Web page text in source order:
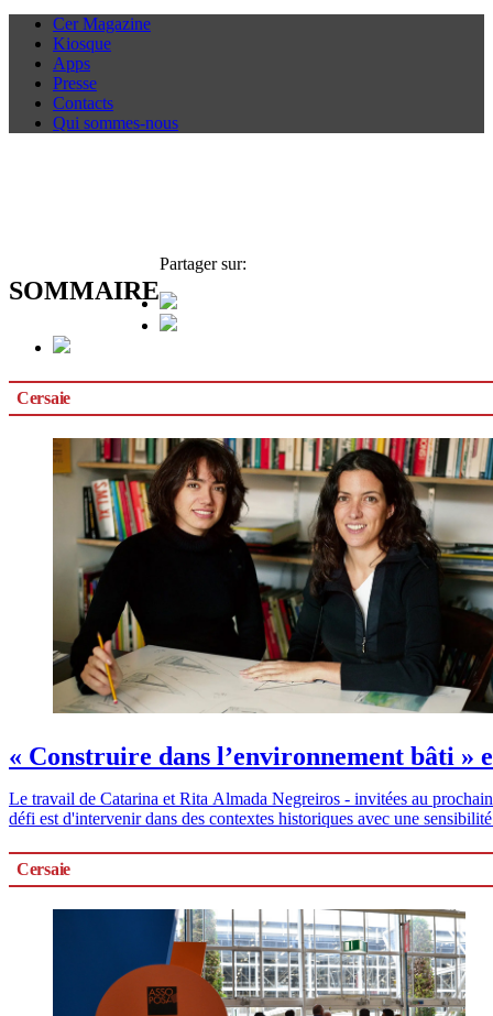
Cer Magazine
Kiosque
Apps
Presse
Contacts
Qui sommes-nous
SOMMAIRE
Partager sur:
Cersaie
« Construire dans l’environnement bâti »
Le travail de Catarina et Rita Almada Negreiros - invitées au
défi est d'intervenir dans des contextes historiques avec une
Cersaie